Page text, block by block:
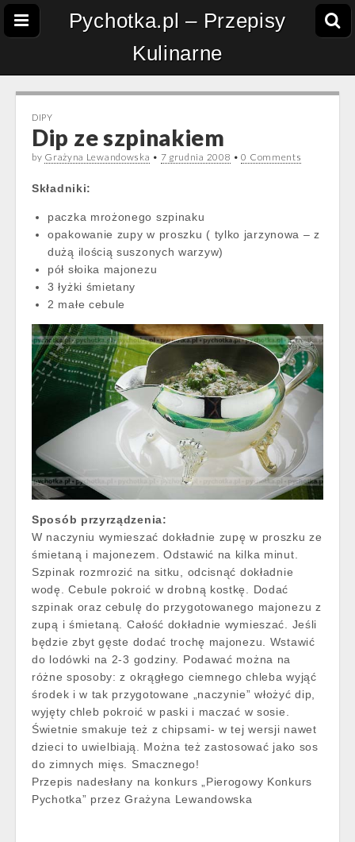
Pychotka.pl – Przepisy
Kulinarne
DIPY
Dip ze szpinakiem
by Grażyna Lewandowska • 7 grudnia 2008 •0 Comments
Składniki:
paczka mrożonego szpinaku
opakowanie zupy w proszku ( tylko jarzynowa – z
dużą ilością suszonych warzyw)
pół słoika majonezu
3 łyżki śmietany
2 małe cebule
Sposób przyrządzenia:
W naczyniu wymieszać dokładnie zupę w proszku ze
śmietaną i majonezem. Odstawić na kilka minut.
Szpinak rozmrozić na sitku, odcisnąć dokładnie
wodę. Cebule pokroić w drobną kostkę. Dodać
szpinak oraz cebulę do przygotowanego majonezu z
zupą i śmietaną. Całość dokładnie wymieszać. Jeśli
będzie zbyt gęste dodać trochę majonezu. Wstawić
do lodówki na 2-3 godziny. Podawać można na
różne sposoby: z okrągłego ciemnego chleba wyjąć
środek i w tak przygotowane „naczynie” włożyć dip,
wyjęty chleb pokroić w paski i maczać w sosie.
Świetnie smakuje też z chipsami- w tej wersji nawet
dzieci to uwielbiają. Można też zastosować jako sos
do zimnych mięs. Smacznego!
Przepis nadesłany na konkurs „Pierogowy Konkurs
Pychotka” przez Grażyna Lewandowska